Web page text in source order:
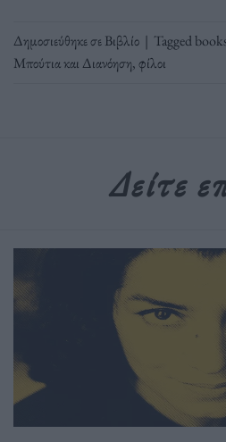
Δημοσιεύθηκε σεΒιβλίο | Tagged
Μπούτια και Διανόηση,φίλοι
Δείτε